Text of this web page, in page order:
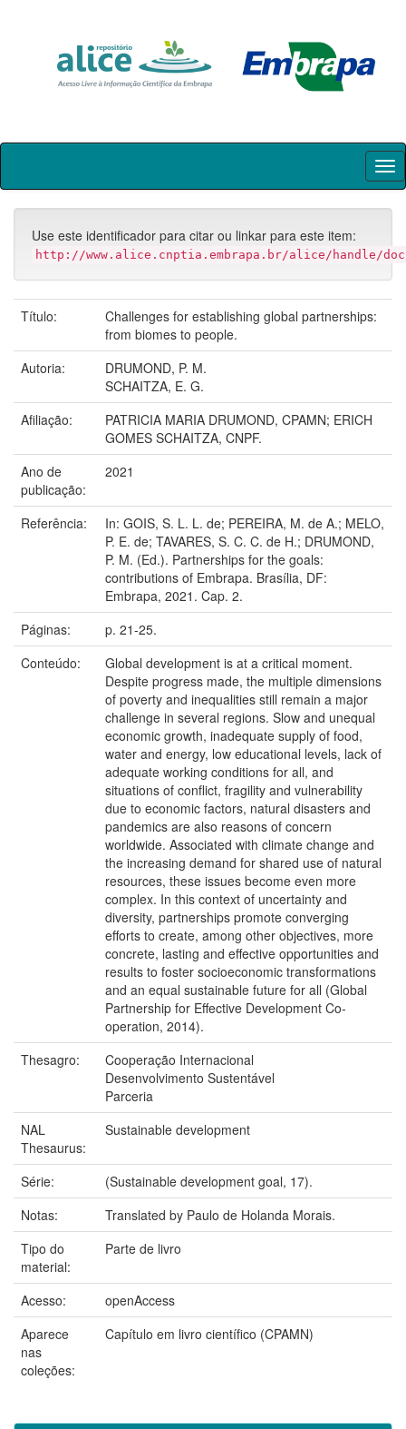
Skip
Use este identificador para citar ou linkar para este item:
http://www.alice.cnptia.embrapa.br/alice/handle/doc/
Título:
Challenges for establishing global partnerships:
from biomes to people.
Autoria:
DRUMOND, P. M.
SCHAITZA, E. G.
Afiliação:
PATRICIA MARIA DRUMOND, CPAMN; ERICH
GOMES SCHAITZA, CNPF.
Ano de
publicação:
2021
Referência:
In: GOIS, S. L. L. de; PEREIRA, M. de A.; MELO,
P. E. de; TAVARES, S. C. C. de H.; DRUMOND,
P. M. (Ed.). Partnerships for the goals:
contributions of Embrapa. Brasília, DF:
Embrapa, 2021. Cap. 2.
Páginas:
p. 21-25.
Conteúdo:
Global development is at a critical moment.
Despite progress made, the multiple dimensions
of poverty and inequalities still remain a major
challenge in several regions. Slow and unequal
economic growth, inadequate supply of food,
water and energy, low educational levels, lack of
adequate working conditions for all, and
situations of conflict, fragility and vulnerability
due to economic factors, natural disasters and
pandemics are also reasons of concern
worldwide. Associated with climate change and
the increasing demand for shared use of natural
resources, these issues become even more
complex. In this context of uncertainty and
diversity, partnerships promote converging
efforts to create, among other objectives, more
concrete, lasting and effective opportunities and
results to foster socioeconomic transformations
and an equal sustainable future for all (Global
Partnership for Effective Development Co-
operation, 2014).
Thesagro:
Cooperação Internacional
Desenvolvimento Sustentável
Parceria
NAL
Thesaurus:
Sustainable development
Série:
(Sustainable development goal, 17).
Notas:
Translated by Paulo de Holanda Morais.
Tipo do
material:
Parte de livro
Acesso:
openAccess
Aparece
nas
coleções:
Capítulo em livro científico (CPAMN)